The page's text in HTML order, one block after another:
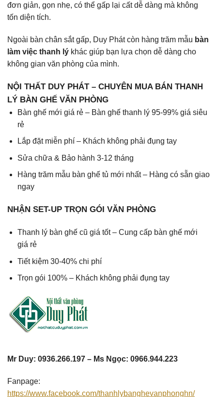
đơn giản, gọn nhẹ, có thể gấp lại cất dễ dàng mà không
tốn diện tích.
Ngoài bàn chân sắt gấp, Duy Phát còn hàng trăm mẫu bàn
làm việc thanh lý khác giúp bạn lựa chọn dễ dàng cho
không gian văn phòng của mình.
NỘI THẤT DUY PHÁT – CHUYÊN MUA BÁN THANH
LÝ BÀN GHẾ VĂN PHÒNG
Bàn ghế mới giá rẻ – Bàn ghế thanh lý 95-99% giá siêu
rẻ
Lắp đặt miễn phí – Khách không phải đụng tay
Sửa chữa & Bảo hành 3-12 tháng
Hàng trăm mẫu bàn ghế tủ mới nhất – Hàng có sẵn giao
ngay
NHẬN SET-UP TRỌN GÓI VĂN PHÒNG
Thanh lý bàn ghế cũ giá tốt – Cung cấp bàn ghế mới
giá rẻ
Tiết kiệm 30-40% chi phí
Trọn gói 100% – Khách không phải đụng tay
Mr Duy: 0936.266.197 – Ms Ngọc: 0966.944.223
Fanpage:
https://www.facebook.com/thanhlybanghevanphonghn/